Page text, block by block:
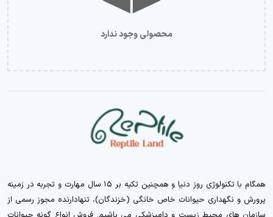
محصولی وجود ندارد
همگام با تکنولوژی روز دنیا و همچنین تکیه بر ۱۵ سال مهارت و تجربه در زمینه
پرورش و نگهداری حیوانات خاص خانگی (خزندگان)، تنهادارنده مجوز رسمی از